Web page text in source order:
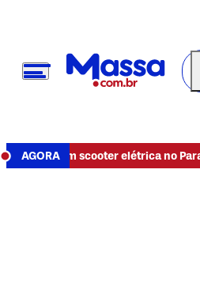
AGORA
com scooter elétrica no Paraná